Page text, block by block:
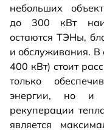
небольших
до 300 кВт
остаются ТЭНы,
и обслуживания. В
400 кВт) стоит
только
энергии, но и
рекуперации
является